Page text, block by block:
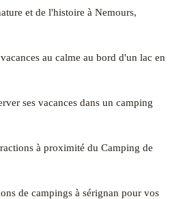
et de l'histoire à Nemours,
au calme au bord d'un lac en
ses vacances dans un camping
à proximité du Camping de
de campings à sérignan pour vos